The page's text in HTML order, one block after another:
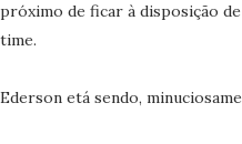
próximo de ficar à disposição
time.
Ederson etá sendo,